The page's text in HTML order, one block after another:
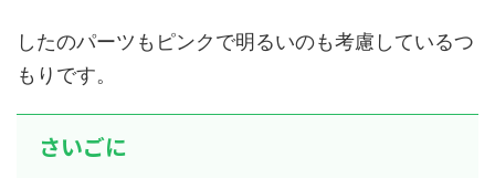
したのパーツもピンクで明るいのも考慮しているつ
もりです。
さいごに